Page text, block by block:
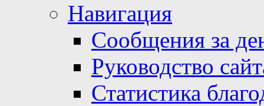
Навигация
Сообщения за
Руководство
Статистика